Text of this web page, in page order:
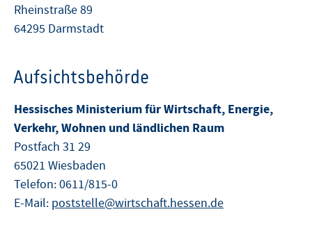
Rheinstraße 89
64295 Darmstadt
Aufsichtsbehörde
Hessisches Ministerium für Wirtschaft, Energie,
Verkehr, Wohnen und ländlichen Raum
Postfach 31 29
65021 Wiesbaden
Telefon: 0611/815-0
E-Mail: poststelle@wirtschaft.hessen.de